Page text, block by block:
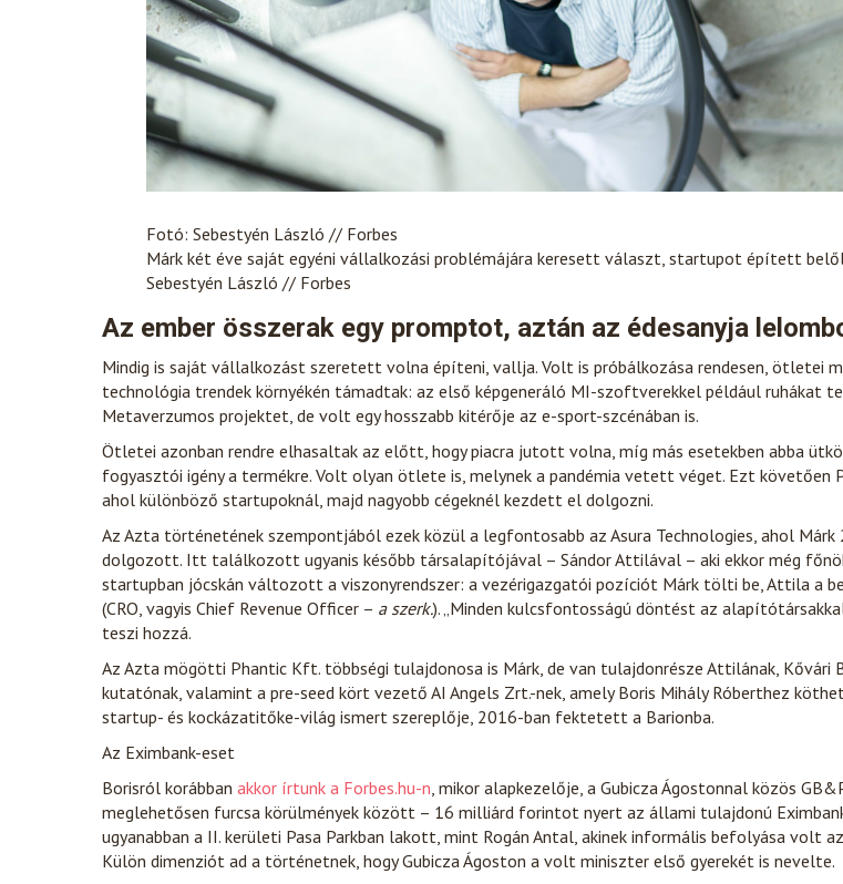
Fotó: Sebestyén László // Forbes
Márk két éve saját egyéni vállalkozási problémájára keresett választ, startupot épített
Sebestyén László // Forbes
Az ember összerak egy promptot, aztán az édesanyja
Mindig is saját vállalkozást szeretett volna építeni, vallja. Volt is próbálkozása rendesen, ötletei
technológia trendek környékén támadtak: az első képgeneráló MI-szoftverekkel például ruhákat
Metaverzumos projektet, de volt egy hosszabb kitérője az e-sport-szcénában is.
Ötletei azonban rendre elhasaltak az előtt, hogy piacra jutott volna, míg más esetekben abba
fogyasztói igény a termékre. Volt olyan ötlete is, melynek a pandémia vetett véget. Ezt
ahol különböző startupoknál, majd nagyobb cégeknél kezdett el dolgozni.
Az Azta történetének szempontjából ezek közül a legfontosabb az Asura Technologies, ahol
dolgozott. Itt találkozott ugyanis később társalapítójával – Sándor Attilával – aki ekkor még
startupban jócskán változott a viszonyrendszer: a vezérigazgatói pozíciót Márk tölti be, Attila a
(CRO, vagyis Chief Revenue Officer – a szerk.). „Minden kulcsfontosságú döntést az
teszi hozzá.
Az Azta mögötti Phantic Kft. többségi tulajdonosa is Márk, de van tulajdonrésze Attilának, Kővári
kutatónak, valamint a pre-seed kört vezető AI Angels Zrt.-nek, amely Boris Mihály Róberthez
startup- és kockázatitőke-világ ismert szereplője, 2016-ban fektetett a Barionba.
Az Eximbank-eset
Borisról korábban akkor írtunk a Forbes.hu-n, mikor alapkezelője, a Gubicza Ágostonnal közös
meglehetősen furcsa körülmények között – 16 milliárd forintot nyert az állami tulajdonú
ugyanabban a II. kerületi Pasa Parkban lakott, mint Rogán Antal, akinek informális befolyása volt
Külön dimenziót ad a történetnek, hogy Gubicza Ágoston a volt miniszter első gyerekét is nevelte.